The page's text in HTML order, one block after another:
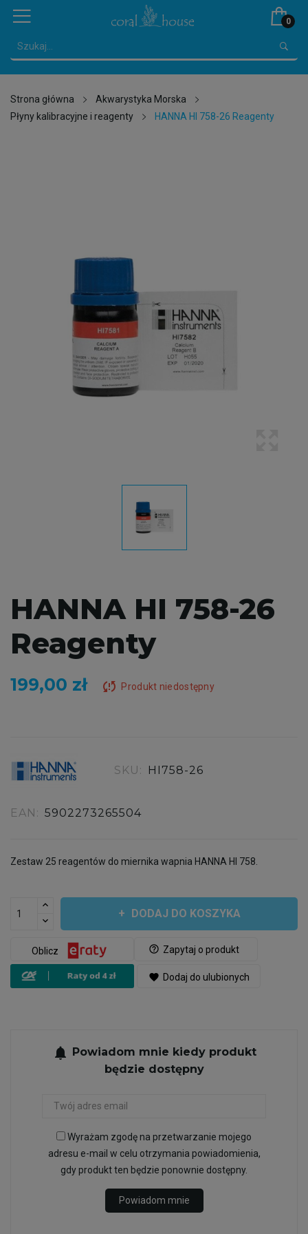
0
Strona główna
Akwarystyka Morska
Płyny kalibracyjne i reagenty
HANNA HI 758-26 Reagenty
HANNA HI 758-26
Reagenty
199,00 zł sync_problem Produkt niedostępny
SKU: HI758-26
EAN: 5902273265504
Zestaw 25 reagentów do miernika wapnia HANNA HI 758.
DODAJ DO KOSZYKA
help_outline Zapytaj o produkt
Oblicz
favorite Dodaj do ulubionych
notifications Powiadom mnie kiedy produkt
będzie dostępny
Wyrażam zgodę na przetwarzanie mojego
adresu e-mail w celu otrzymania powiadomienia,
gdy produkt ten będzie ponownie dostępny.
Powiadom mnie